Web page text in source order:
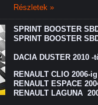
Részletek »
SPRINT BOOSTER
SPRINT BOOSTER
DACIA DUSTER 2010
RENAULT CLIO 2006-
RENAULT ESPACE
RENAULT LAGUNA